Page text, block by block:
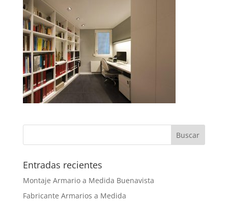
Entradas recientes
Montaje Armario a Medida Buenavista
Fabricante Armarios a Medida